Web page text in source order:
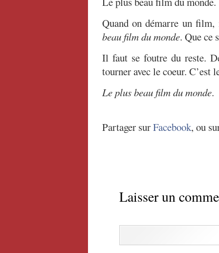
Quand on démarre un
beau film du monde. Que ce
Il faut se foutre du reste.
tourner avec le coeur. C’est
Le plus beau film du monde.
Partager surFacebook, ou
Laisser un